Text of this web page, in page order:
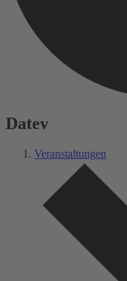
Datev
Veranstaltungen